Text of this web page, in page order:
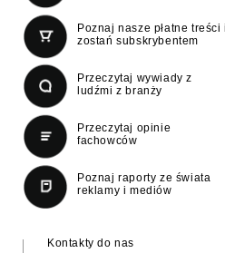
Poznaj nasze płatne treści i
zostań subskrybentem
Przeczytaj wywiady z
ludźmi z branży
Przeczytaj opinie
fachowców
Poznaj raporty ze świata
reklamy i mediów
Kontakty do nas